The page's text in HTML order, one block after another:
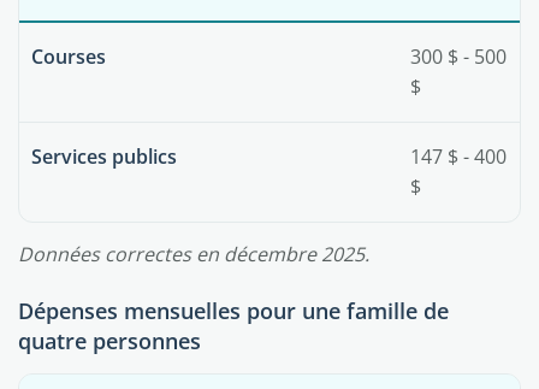
Courses
300 $ - 500
$
Services publics
147 $ - 400
$
Données correctes en décembre 2025.
Dépenses mensuelles pour une famille de
quatre personnes